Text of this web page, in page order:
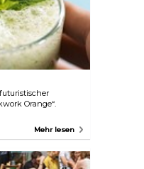
Orange“.
Mehr lesen